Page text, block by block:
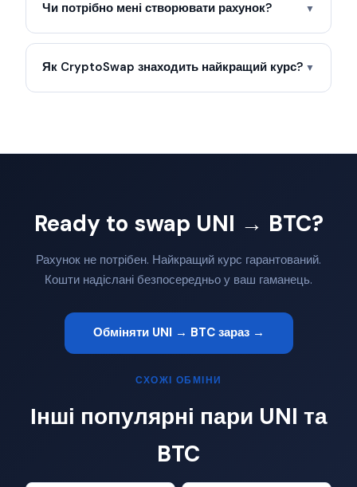
Чи потрібно мені створювати рахунок? ▼
Як CryptoSwap знаходить найкращий курс? ▼
Ready to swap UNI → BTC?
Рахунок не потрібен. Найкращий курс гарантований.
Кошти надіслані безпосередньо у ваш гаманець.
Обміняти UNI → BTC зараз →
СХОЖІ ОБМІНИ
Інші популярні пари UNI та
BTC